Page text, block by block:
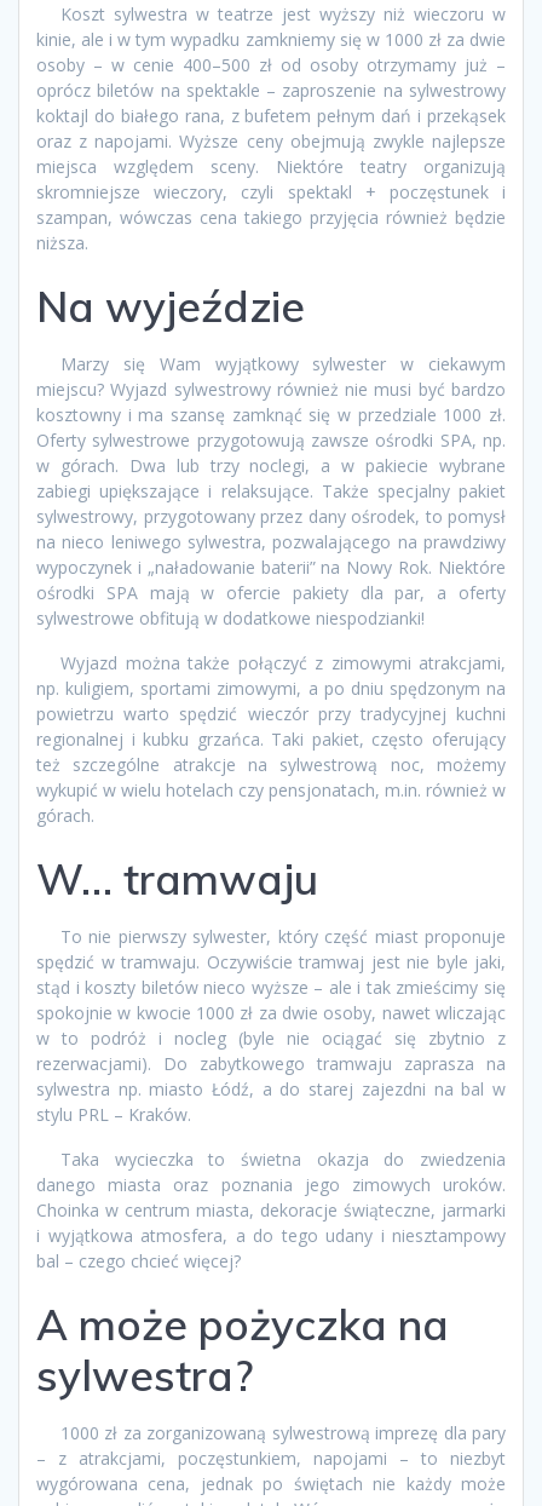
Koszt sylwestra w teatrze jest wyższy niż wieczoru w
kinie, ale i w tym wypadku zamkniemy się w 1000 zł za dwie
osoby – w cenie 400–500 zł od osoby otrzymamy już –
oprócz biletów na spektakle – zaproszenie na sylwestrowy
koktajl do białego rana, z bufetem pełnym dań i przekąsek
oraz z napojami. Wyższe ceny obejmują zwykle najlepsze
miejsca względem sceny. Niektóre teatry organizują
skromniejsze wieczory, czyli spektakl + poczęstunek i
szampan, wówczas cena takiego przyjęcia również będzie
niższa.
Na wyjeździe
Marzy się Wam wyjątkowy sylwester w ciekawym
miejscu? Wyjazd sylwestrowy również nie musi być bardzo
kosztowny i ma szansę zamknąć się w przedziale 1000 zł.
Oferty sylwestrowe przygotowują zawsze ośrodki SPA, np.
w górach. Dwa lub trzy noclegi, a w pakiecie wybrane
zabiegi upiększające i relaksujące. Także specjalny pakiet
sylwestrowy, przygotowany przez dany ośrodek, to pomysł
na nieco leniwego sylwestra, pozwalającego na prawdziwy
wypoczynek i „naładowanie baterii” na Nowy Rok. Niektóre
ośrodki SPA mają w ofercie pakiety dla par, a oferty
sylwestrowe obfitują w dodatkowe niespodzianki!
Wyjazd można także połączyć z zimowymi atrakcjami,
np. kuligiem, sportami zimowymi, a po dniu spędzonym na
powietrzu warto spędzić wieczór przy tradycyjnej kuchni
regionalnej i kubku grzańca. Taki pakiet, często oferujący
też szczególne atrakcje na sylwestrową noc, możemy
wykupić w wielu hotelach czy pensjonatach, m.in. również w
górach.
W… tramwaju
To nie pierwszy sylwester, który część miast proponuje
spędzić w tramwaju. Oczywiście tramwaj jest nie byle jaki,
stąd i koszty biletów nieco wyższe – ale i tak zmieścimy się
spokojnie w kwocie 1000 zł za dwie osoby, nawet wliczając
w to podróż i nocleg (byle nie ociągać się zbytnio z
rezerwacjami). Do zabytkowego tramwaju zaprasza na
sylwestra np. miasto Łódź, a do starej zajezdni na bal w
stylu PRL – Kraków.
Taka wycieczka to świetna okazja do zwiedzenia
danego miasta oraz poznania jego zimowych uroków.
Choinka w centrum miasta, dekoracje świąteczne, jarmarki
i wyjątkowa atmosfera, a do tego udany i niesztampowy
bal – czego chcieć więcej?
A może pożyczka na
sylwestra?
1000 zł za zorganizowaną sylwestrową imprezę dla pary
– z atrakcjami, poczęstunkiem, napojami – to niezbyt
wygórowana cena, jednak po świętach nie każdy może